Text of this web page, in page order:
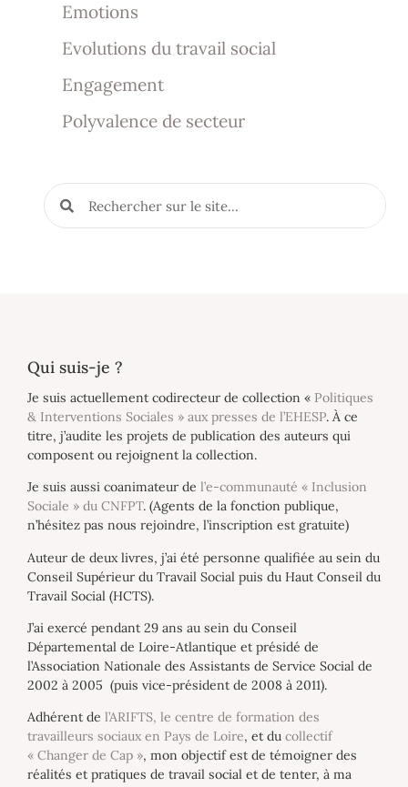
Emotions
Evolutions du travail social
Engagement
Polyvalence de secteur
Qui suis-je ?
Je suis actuellement codirecteur de collection « Politiques
& Interventions Sociales » aux presses de l’EHESP. À ce
titre, j’audite les projets de publication des auteurs qui
composent ou rejoignent la collection.
Je suis aussi coanimateur de l’e-communauté « Inclusion
Sociale » du CNFPT. (Agents de la fonction publique,
n’hésitez pas nous rejoindre, l’inscription est gratuite)
Auteur de deux livres, j’ai été personne qualifiée au sein du
Conseil Supérieur du Travail Social puis du Haut Conseil du
Travail Social (HCTS).
J’ai exercé pendant 29 ans au sein du Conseil
Départemental de Loire-Atlantique et présidé de
l’Association Nationale des Assistants de Service Social de
2002 à 2005 (puis vice-président de 2008 à 2011).
Adhérent de l’ARIFTS, le centre de formation des
travailleurs sociaux en Pays de Loire, et du collectif
« Changer de Cap », mon objectif est de témoigner des
réalités et pratiques de travail social et de tenter, à ma